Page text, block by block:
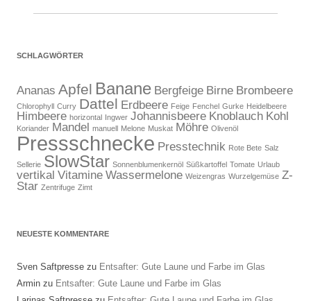
SCHLAGWÖRTER
Ananas Apfel Banane Bergfeige Birne Brombeere
Chlorophyll Curry Dattel Erdbeere Feige Fenchel Gurke Heidelbeere
Himbeere horizontal Ingwer Johannisbeere Knoblauch Kohl
Koriander Mandel manuell Melone Muskat Möhre Olivenöl
Pressschnecke Presstechnik Rote Bete Salz
Sellerie SlowStar Sonnenblumenkernöl Süßkartoffel Tomate Urlaub
vertikal Vitamine Wassermelone Weizengras Wurzelgemüse Z-
Star Zentrifuge Zimt
NEUESTE KOMMENTARE
Sven Saftpresse zu Entsafter: Gute Laune und Farbe im Glas
Armin zu Entsafter: Gute Laune und Farbe im Glas